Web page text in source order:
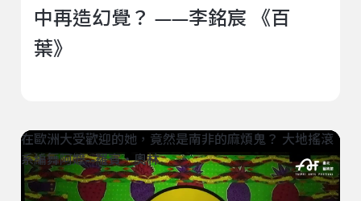
中再造幻覺？ ——李銘宸 《百
葉》
在歐洲大受歡迎的她，竟然是南非的麻煩鬼？ 大地搖滾
系編舞阿嬤--羅賓・奧林